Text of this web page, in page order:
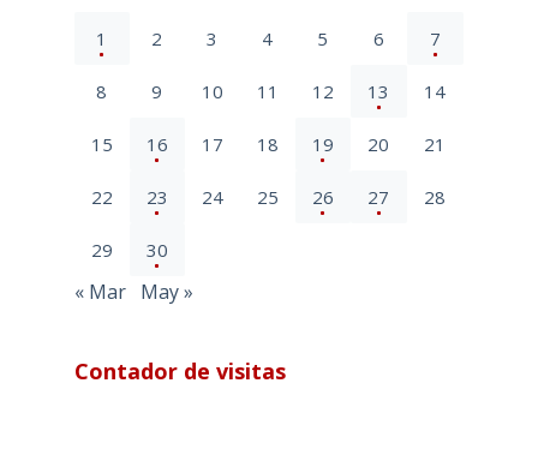
1 2 3 4 5 6 7
8 9 10 11 12 13 14
15 16 17 18 19 20 21
22 23 24 25 26 27 28
29 30
« Mar May »
Contador de visitas